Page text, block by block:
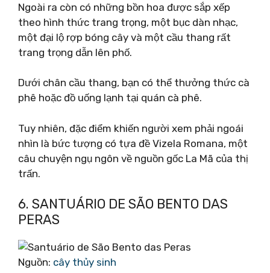
Ngoài ra còn có những bồn hoa được sắp xếp
theo hình thức trang trọng, một bục dàn nhạc,
một đại lộ rợp bóng cây và một cầu thang rất
trang trọng dẫn lên phố.
Dưới chân cầu thang, bạn có thể thưởng thức cà
phê hoặc đồ uống lạnh tại quán cà phê.
Tuy nhiên, đặc điểm khiến người xem phải ngoái
nhìn là bức tượng có tựa đề Vizela Romana, một
câu chuyện ngụ ngôn về nguồn gốc La Mã của thị
trấn.
6. SANTUÁRIO DE SÃO BENTO DAS
PERAS
Nguồn: cây thủy sinh